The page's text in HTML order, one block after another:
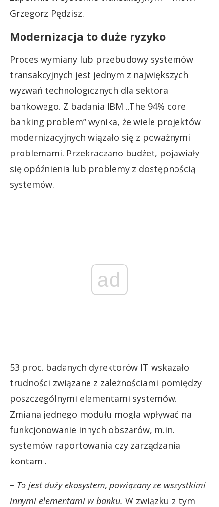
Grzegorz Pędzisz.
Modernizacja to duże ryzyko
Proces wymiany lub przebudowy systemów
transakcyjnych jest jednym z największych
wyzwań technologicznych dla sektora
bankowego. Z badania IBM „The 94% core
banking problem” wynika, że wiele projektów
modernizacyjnych wiązało się z poważnymi
problemami. Przekraczano budżet, pojawiały
się opóźnienia lub problemy z dostępnością
systemów.
ad
53 proc. badanych dyrektorów IT wskazało
trudności związane z zależnościami pomiędzy
poszczególnymi elementami systemów.
Zmiana jednego modułu mogła wpływać na
funkcjonowanie innych obszarów, m.in.
systemów raportowania czy zarządzania
kontami.
– To jest duży ekosystem, powiązany ze wszystkimi
innymi elementami w banku. W związku z tym